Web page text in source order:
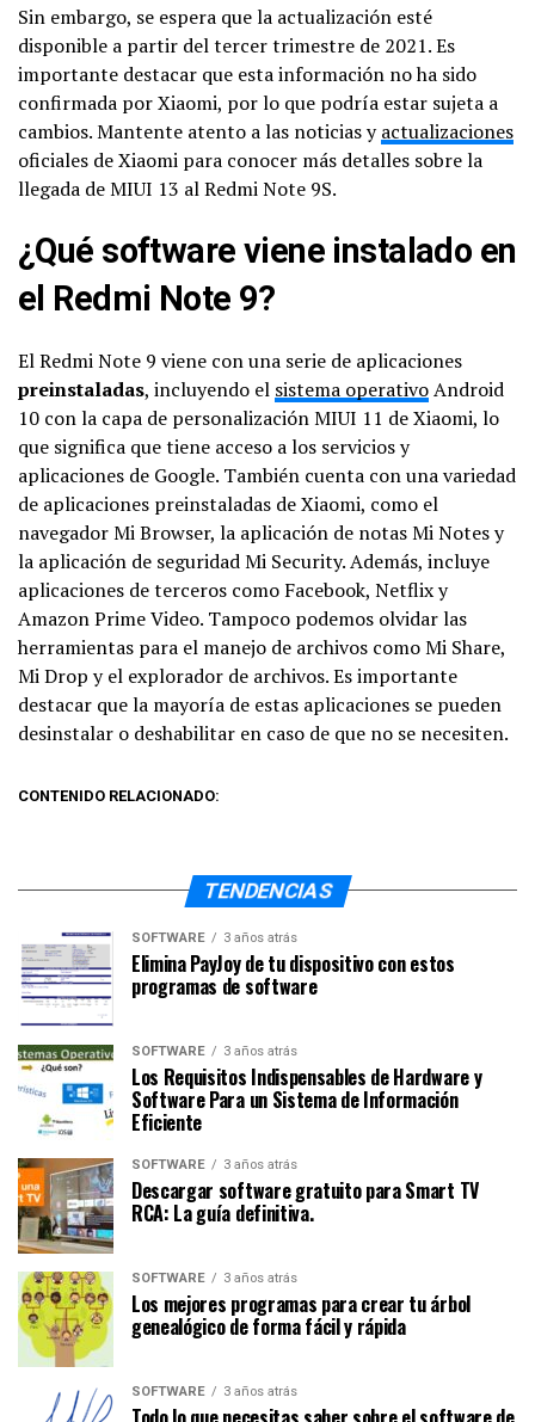
Sin embargo, se espera que la actualización esté
disponible a partir del tercer trimestre de 2021. Es
importante destacar que esta información no ha sido
confirmada por Xiaomi, por lo que podría estar sujeta a
cambios. Mantente atento a las noticias yactualizaciones
oficiales de Xiaomi para conocer más detalles sobre la
llegada de MIUI 13 al Redmi Note 9S.
¿Qué software viene instalado en
el Redmi Note 9?
El Redmi Note 9 viene con una serie de aplicaciones
preinstaladas, incluyendo el sistema operativoAndroid
10 con la capa de personalización MIUI 11 de Xiaomi, lo
que significa que tiene acceso a los servicios y
aplicaciones de Google. También cuenta con una variedad
de aplicaciones preinstaladas de Xiaomi, como el
navegador Mi Browser, la aplicación de notas Mi Notes y
la aplicación de seguridad Mi Security. Además, incluye
aplicaciones de terceros como Facebook, Netflix y
Amazon Prime Video. Tampoco podemos olvidar las
herramientas para el manejo de archivos como Mi Share,
Mi Drop y el explorador de archivos. Es importante
destacar que la mayoría de estas aplicaciones se pueden
desinstalar o deshabilitar en caso de que no se necesiten.
CONTENIDO RELACIONADO:
TENDENCIAS
SOFTWARE 3 años atrás
Elimina PayJoy de tu dispositivo con estos
programas de software
SOFTWARE 3 años atrás
Los Requisitos Indispensables de Hardware y
Software Para un Sistema de Información
Eficiente
SOFTWARE 3 años atrás
Descargar software gratuito para Smart TV
RCA: La guía definitiva.
SOFTWARE 3 años atrás
Los mejores programas para crear tu árbol
genealógico de forma fácil y rápida
SOFTWARE 3 años atrás